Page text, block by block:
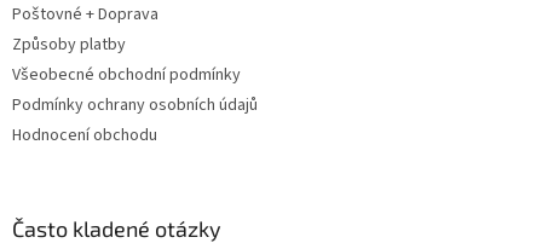
Poštovné + Doprava
Způsoby platby
Všeobecné obchodní podmínky
Podmínky ochrany osobních údajů
Hodnocení obchodu
Často kladené otázky